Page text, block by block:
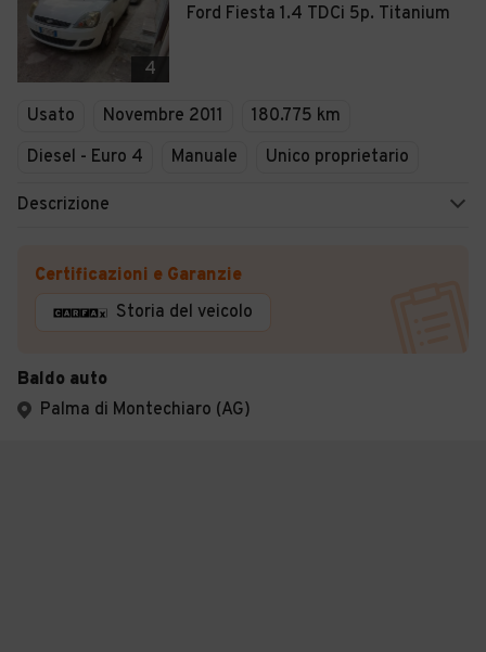
4
Ford Fiesta 1.4 TDCi 5p. Titanium
Usato Novembre 2011
180.775 km
Diesel - Euro 4
Manuale Unico proprietario
Descrizione
Certificazioni e Garanzie
Storia del veicolo
Baldo auto
Palma di Montechiaro (AG)